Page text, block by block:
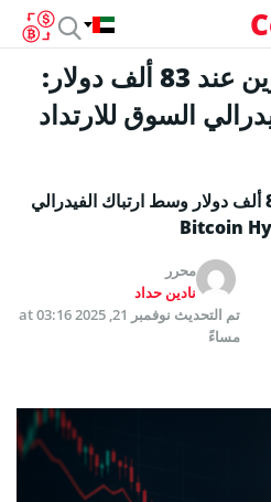
توقعات سعر البيتكوين عند 83 ألف دولار:
السوق للارتداد
توقعات سعر البيتكوين عند 83 ألف دولار وسط ارتباك الفيدرالي
محرر
نادين حداد
تم التحديث
نوفمبر 21, 2025 at 03:16
مساءً